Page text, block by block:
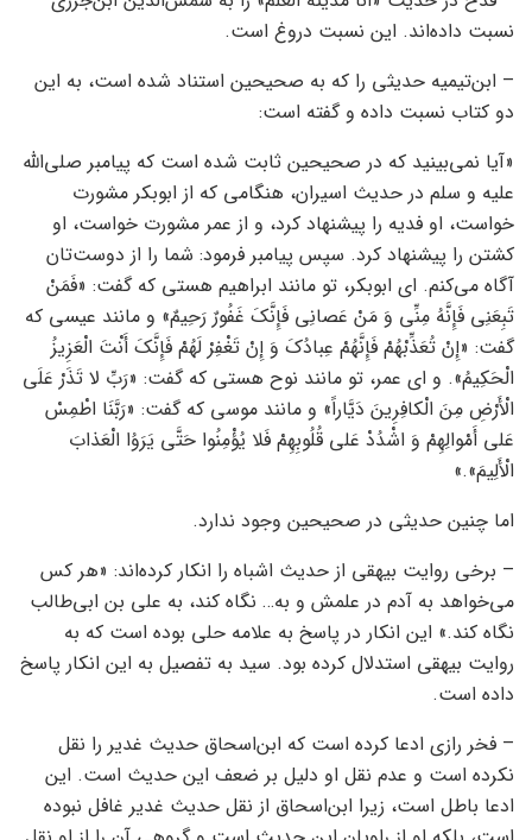
نسبت داده‌اند. این نسبت دروغ است.
– ابن‌تیمیه حدیثی را که به صحیحین استناد شده است، به این
دو کتاب نسبت داده و گفته است:
«آیا نمی‌بینید که در صحیحین ثابت شده است که پیامبر صلی‌الله
علیه و سلم در حدیث اسیران، هنگامی که از ابوبکر مشورت
خواست، او فدیه را پیشنهاد کرد، و از عمر مشورت خواست، او
کشتن را پیشنهاد کرد. سپس پیامبر فرمود: شما را از دوست‌تان
آگاه می‌کنم. ای ابوبکر، تو مانند ابراهیم هستی که گفت: «فَمَنْ
تَبِعَنِي فَإِنَّهُ مِنِّي وَ مَنْ عَصانِي فَإِنَّكَ غَفُورٌ رَحِيمٌ» و مانند عیسی که
گفت: «إِنْ تُعَذِّبْهُمْ فَإِنَّهُمْ عِبادُكَ وَ إِنْ تَغْفِرْ لَهُمْ فَإِنَّكَ أَنْتَ الْعَزِيزُ
الْحَكِيمُ». و ای عمر، تو مانند نوح هستی که گفت: «رَبِّ لا تَذَرْ عَلَى
الْأَرْضِ مِنَ الْكافِرِينَ دَيَّاراً» و مانند موسی که گفت: «رَبَّنَا اطْمِسْ
عَلى‏ أَمْوالِهِمْ وَ اشْدُدْ عَلى‏ قُلُوبِهِمْ فَلا يُؤْمِنُوا حَتَّى يَرَوُا الْعَذابَ
الْأَلِيمَ».»
اما چنین حدیثی در صحیحین وجود ندارد.
– برخی روایت بیهقی از حدیث اشباه را انکار کرده‌اند: «هر کس
می‌خواهد به آدم در علمش و به… نگاه کند، به علی بن ابی‌طالب
نگاه کند.» این انکار در پاسخ به علامه حلی بوده است که به
روایت بیهقی استدلال کرده بود. سید به تفصیل به این انکار پاسخ
داده است.
– فخر رازی ادعا کرده است که ابن‌اسحاق حدیث غدیر را نقل
نکرده است و عدم نقل او دلیل بر ضعف این حدیث است. این
ادعا باطل است، زیرا ابن‌اسحاق از نقل حدیث غدیر غافل نبوده